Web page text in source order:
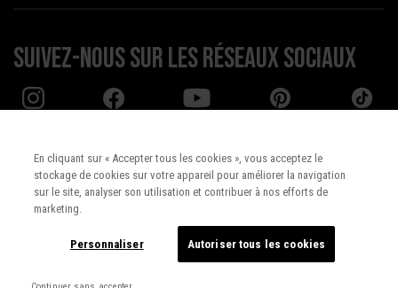
Suivez-nous sur les réseaux sociaux
Pays : UNITED STATES
Français
En cliquant sur « Accepter tous les cookies », vous acceptez le
stockage de cookies sur votre appareil pour améliorer la navigation
sur le site, analyser son utilisation et contribuer à nos efforts de
marketing.
Personnaliser Autoriser tous les cookies